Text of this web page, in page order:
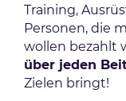
Training,
Personen, die
wollen bezahlt
über jeden
Zielen bringt!